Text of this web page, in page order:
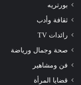
بورتريه
ثقافة وأدب
رائدات TV
صحة وجمال ورياضة
فن ومشاهير
قضايا المرأة